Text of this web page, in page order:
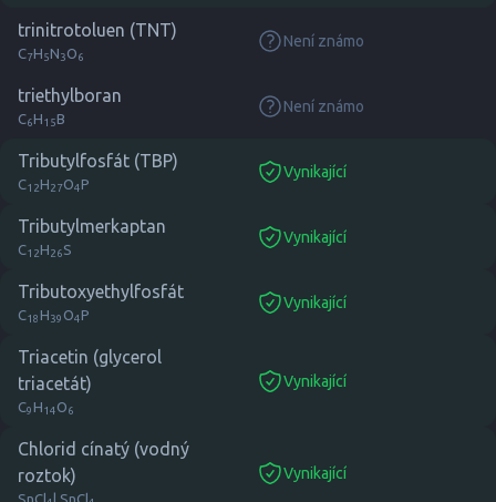
trinitrotoluen (TNT)
C7H5N3O6
Není známo
none
triethylboran
C6H15B
Není známo
none
Tributylfosfát (TBP)
C12H27O4P
Vynikající
suitable
Tributylmerkaptan
C12H26S
Vynikající
suitable
Tributoxyethylfosfát
C18H39 O4P
Vynikající
suitable
Triacetin (glycerol
triacetát)
C9H14O6
Vynikající
suitable
Chlorid cínatý (vodný
roztok)
SnCl | SnCl
Vynikající
suitable